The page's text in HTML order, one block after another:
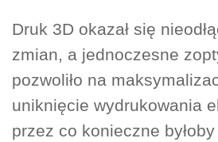
Druk 3D okazał się
zmian, a jednoczesne
pozwoliło na
uniknięcie wydrukowania
przez co konieczne